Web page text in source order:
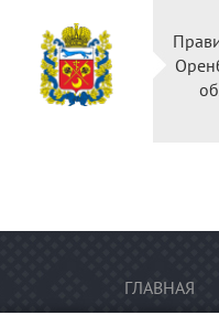
Министерство
культуры
Российской
федерации
ГЛАВНАЯ